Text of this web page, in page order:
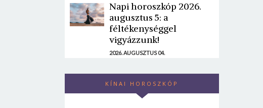
Napi horoszkóp 2026.
augusztus 5: a
féltékenységgel
vigyázzunk!
2026. AUGUSZTUS 04.
KÍNAI HOROSZKÓP